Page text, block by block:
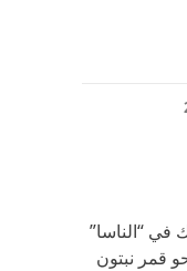
الفلك في “الناسا”
نحو قمر نبتون